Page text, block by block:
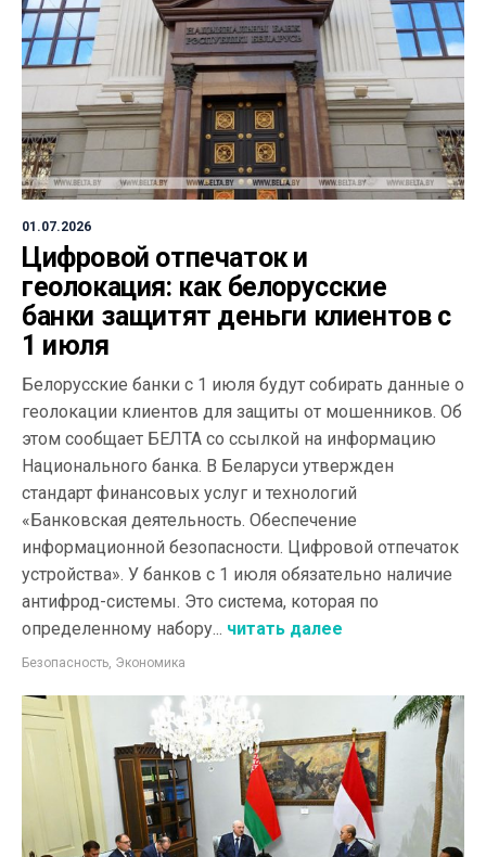
01.07.2026
Цифровой отпечаток и
геолокация: как белорусские
банки защитят деньги клиентов с
1 июля
Белорусские банки с 1 июля будут собирать данные о
геолокации клиентов для защиты от мошенников. Об
этом сообщает БЕЛТА со ссылкой на информацию
Национального банка. В Беларуси утвержден
стандарт финансовых услуг и технологий
«Банковская деятельность. Обеспечение
информационной безопасности. Цифровой отпечаток
устройства». У банков с 1 июля обязательно наличие
антифрод-системы. Это система, которая по
определенному набору... читать далее
Безопасность, Экономика